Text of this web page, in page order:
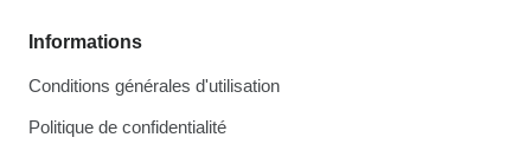
Informations
Conditions générales d'utilisation
Politique de confidentialité